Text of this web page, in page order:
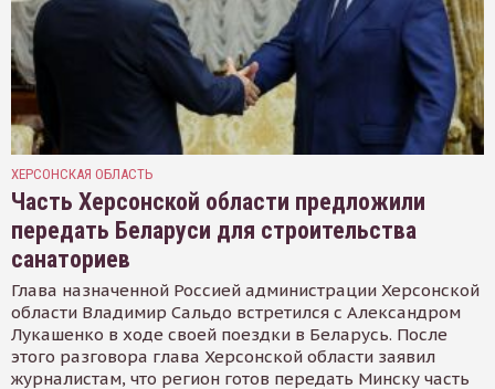
ХЕРСОНСКАЯ ОБЛАСТЬ
Часть Херсонской области предложили
передать Беларуси для строительства
санаториев
Глава назначенной Россией администрации Херсонской
области Владимир Сальдо встретился с Александром
Лукашенко в ходе своей поездки в Беларусь. После
этого разговора глава Херсонской области заявил
журналистам, что регион готов передать Минску часть